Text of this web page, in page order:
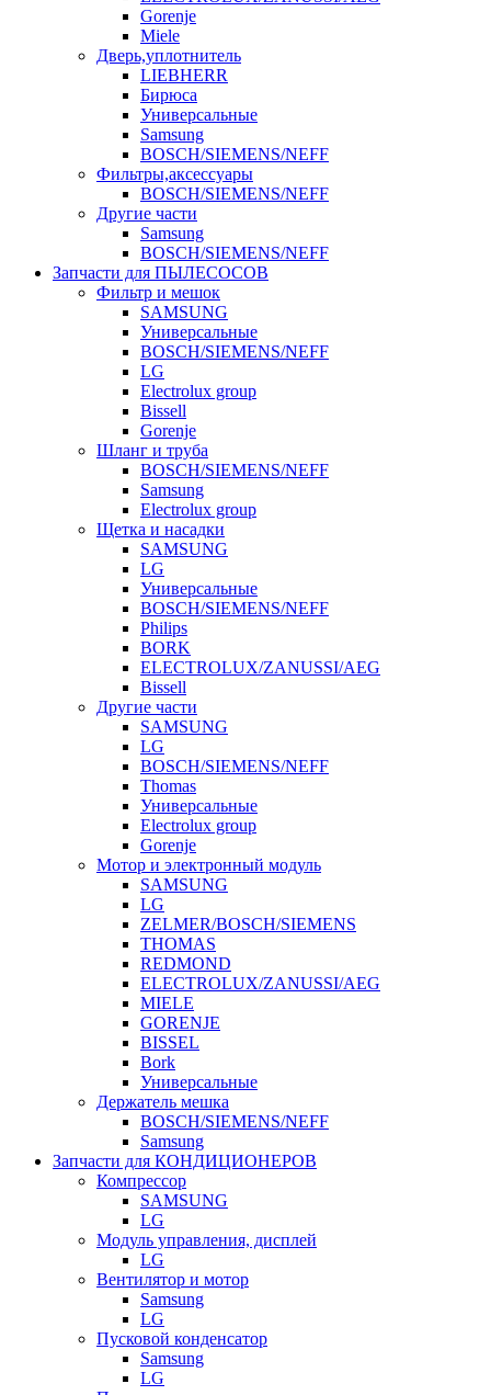
Gorenje
Miele
Дверь,уплотнитель
LIEBHERR
Бирюса
Универсальные
Samsung
BOSCH/SIEMENS/NEFF
Фильтры,аксессуары
BOSCH/SIEMENS/NEFF
Другие части
Samsung
BOSCH/SIEMENS/NEFF
Запчасти для ПЫЛЕСОСОВ
Фильтр и мешок
SAMSUNG
Универсальные
BOSCH/SIEMENS/NEFF
LG
Electrolux group
Bissell
Gorenje
Шланг и труба
BOSCH/SIEMENS/NEFF
Samsung
Electrolux group
Щетка и насадки
SAMSUNG
LG
Универсальные
BOSCH/SIEMENS/NEFF
Philips
BORK
ELECTROLUX/ZANUSSI/AEG
Bissell
Другие части
SAMSUNG
LG
BOSCH/SIEMENS/NEFF
Thomas
Универсальные
Electrolux group
Gorenje
Мотор и электронный модуль
SAMSUNG
LG
ZELMER/BOSCH/SIEMENS
THOMAS
REDMOND
ELECTROLUX/ZANUSSI/AEG
MIELE
GORENJE
BISSEL
Bork
Универсальные
Держатель мешка
BOSCH/SIEMENS/NEFF
Samsung
Запчасти для КОНДИЦИОНЕРОВ
Компрессор
SAMSUNG
LG
Модуль управления, дисплей
LG
Вентилятор и мотор
Samsung
LG
Пусковой конденсатор
Samsung
LG